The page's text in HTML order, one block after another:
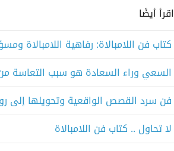
اقرأ أيضًا
فن سرد القصص الواقعية وتحويلها إلى
لا تحاول .. كتاب فن اللامبالاة